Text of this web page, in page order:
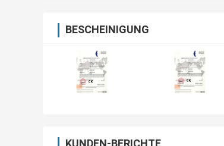
BESCHEINIGUNG
KUNDEN-BERICHTE